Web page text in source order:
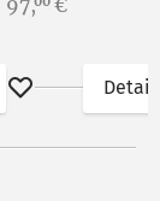
Merken